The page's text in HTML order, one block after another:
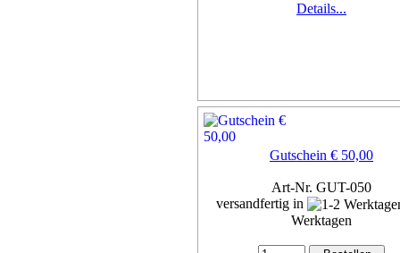
Details...
Gutschein € 50,00
Art-Nr. GUT-050
versandfertig in
Werktagen